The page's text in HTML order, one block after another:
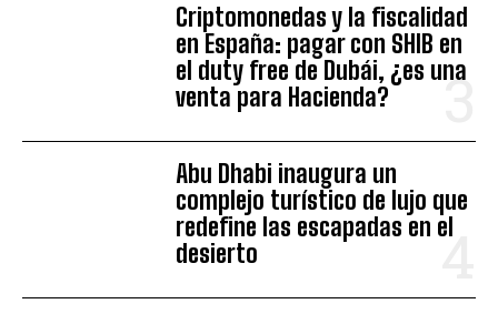
Criptomonedas y la fiscalidad
en España: pagar con SHIB en
el duty free de Dubái, ¿es una
venta para Hacienda?
Abu Dhabi inaugura un
complejo turístico de lujo que
redefine las escapadas en el
desierto